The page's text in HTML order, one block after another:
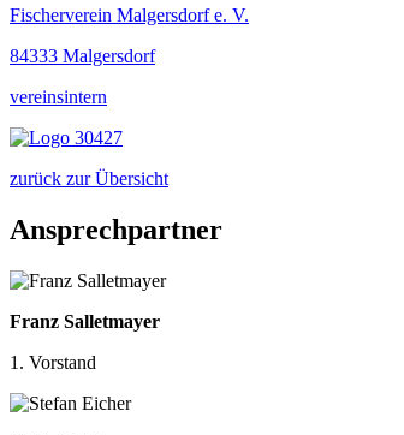
Fischerverein Malgersdorf e. V.
84333 Malgersdorf
vereinsintern
zurück zur Übersicht
Ansprechpartner
Franz Salletmayer
1. Vorstand